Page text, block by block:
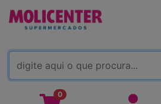
MOLICENTER ARAPONGAS
0